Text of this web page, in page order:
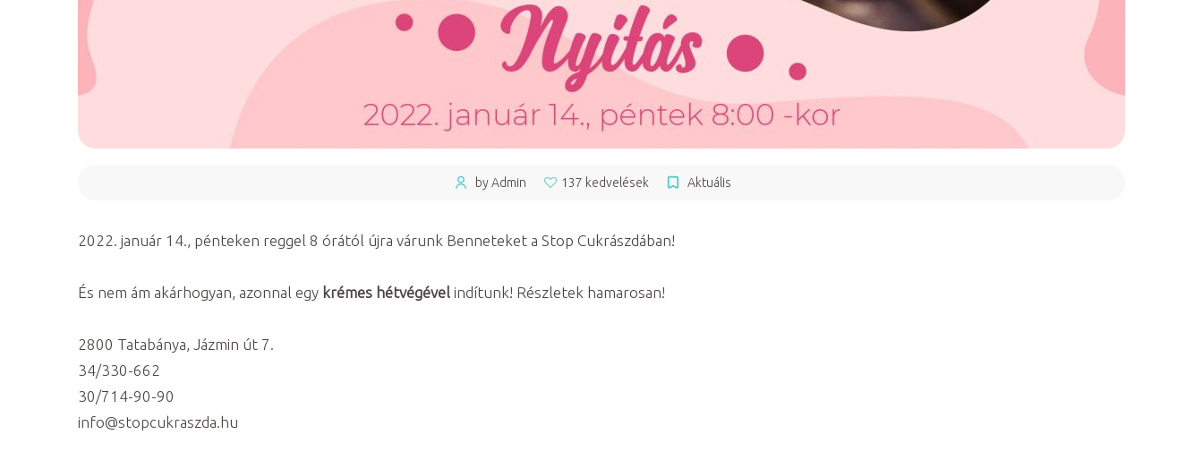
by Admin 137 kedvelések Aktuális
2022. január 14., pénteken reggel 8 órától újra várunk Benneteket a Stop Cukrászdában!
És nem ám akárhogyan, azonnal egy krémes hétvégével indítunk! Részletek hamarosan!
2800 Tatabánya, Jázmin út 7.
34/330-662
30/714-90-90
info@stopcukraszda.hu